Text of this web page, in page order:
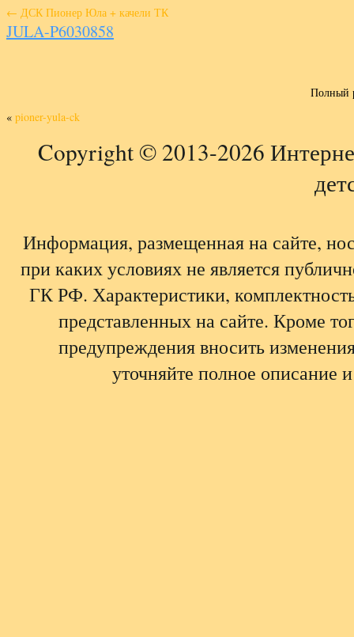
← ДСК Пионер Юла + качели ТК
JULA-P6030858
Полный
« pioner-yula-ck
Copyright © 2013-2026
Информация, размещенная на сайте,
при каких условиях не является
ГК РФ. Характеристики,
представленных на сайте. Кроме
предупреждения вносить
уточняйте полное описание